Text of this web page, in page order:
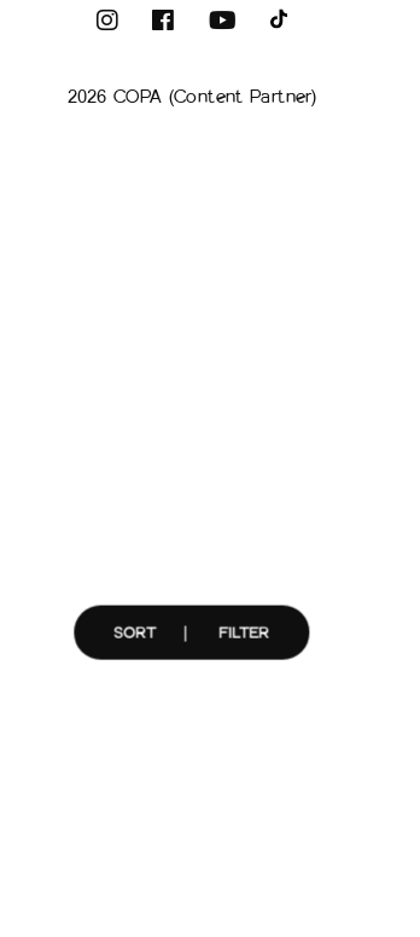
SORT FILTER
2026 COPA (Content Partner)